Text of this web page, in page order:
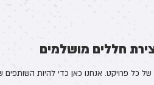
חללים מושלמים
של כל פרויקט. אנחנו כאן כדי להיות